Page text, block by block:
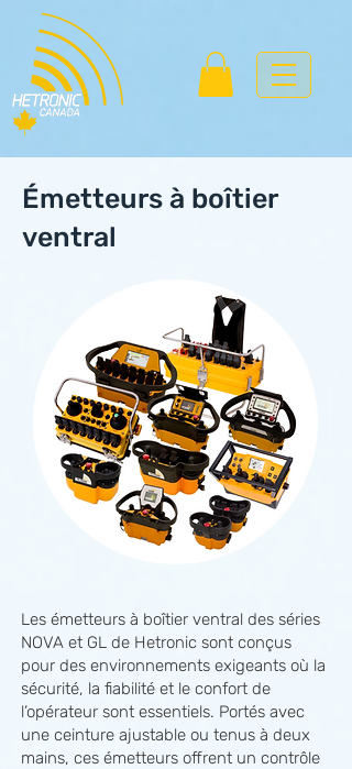
Émetteurs à boîtier
ventral
Les émetteurs à boîtier ventral des séries
NOVA et GL de Hetronic sont conçus
pour des environnements exigeants où la
sécurité, la fiabilité et le confort de
l’opérateur sont essentiels. Portés avec
une ceinture ajustable ou tenus à deux
mains, ces émetteurs offrent un contrôle